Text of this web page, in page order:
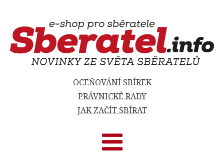
OCEŇOVÁNÍ SBÍREK
PRÁVNICKÉ RADY
JAK ZAČÍT SBÍRAT